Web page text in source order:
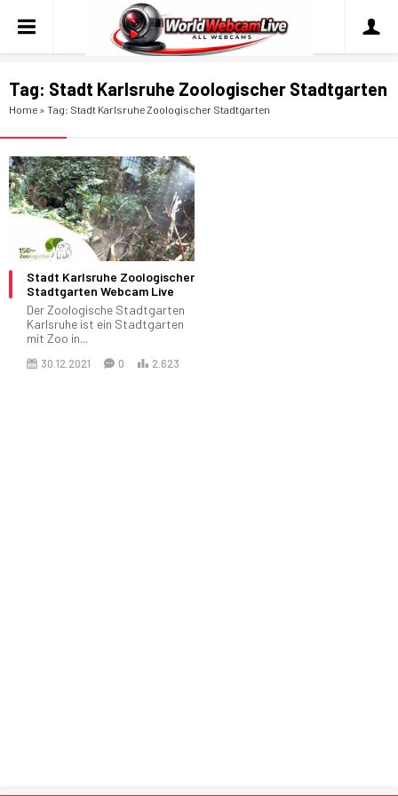
Tag: Stadt Karlsruhe Zoologischer Stadtgarten
Home » Tag: Stadt Karlsruhe Zoologischer Stadtgarten
Stadt Karlsruhe Zoologischer
Stadtgarten Webcam Live
Der Zoologische Stadtgarten
Karlsruhe ist ein Stadtgarten
mit Zoo in...
30.12.2021 0 2.623